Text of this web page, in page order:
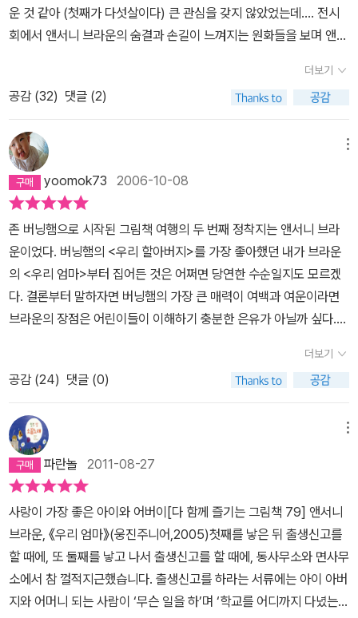
운 것 같아 (첫째가 다섯살이다) 큰 관심을 갖지 않았었는데.... 전시
회에서 앤서니 브라운의 숨결과 손길이 느껴지는 원화들을 보며 앤서
놈들이 싫다해도 상관없다! 난 내가 보기 위해서라도 앤서니 브라운
그림책은 모조리 살거야!!!'전시회에 다녀오자마자 일단 주문한 책이
바로 <우리 엄마>와 <고릴라>다. <고릴라>는 뒤이은 수많은 고릴
라 시리즈들의 첫 책으로 적당할 것 같아 주문한거고, <우리 엄마>는
정말 내가 사고싶어 주문한 책이다. 전시회에서 본 <우리 엄마>의 원
화들은 그 꽃무늬들만큼 화사하고 따뜻하게 엄마들을 향한 찬사를 보
내고 있었다. 애 둘을 낳고도 아직도 '나, 정말 엄마 맞아?' 를 수없이
되묻는 철없는 엄마지만, 스스로에게 '넌 엄마가 된 것만으로도 충분
히 대단하다' 고 칭찬해주고 싶어 이 책을 샀다. 그렇다. 엄마는 대단
하다. 이 책에서 그려진 것처럼 엄마는 요리사며, 재주꾼이며, 발레리
나며, 연주자이며, 영화배우며, 고양이며, 코뿔소, 그리고 안락의자다.
모든 것이 될 수있는 엄마. 아니, 아이들을 위해서라면 기꺼이 그 모든
것이 되려하는 엄마. 그리고 또 수많은 것이 될 수 없었던 엄마. (정말
울엄마가 그랬다. 무엇이든 될 수 있던 사람이 그저 엄마가 되었
며 혼자서 가슴 벅차하는데, 눈치코치없는 이녀석, 자꾸 그림책 속의
엄마가 누구네 엄마냐고 엉뚱한 질문만 해댔다. 제목은 '우리 엄마'인
데 다른 엄마가 나와서 자꾸 변신을 하니 궁금했던 모양이다. -_- 정
녕 울아들은 엄마의 이 벅찬 마음을 이해해주지 못하는 것인가...하려
는데 대망의 마지막 장이 펼쳐졌다. 엄마와 아이가 꼭 껴안고있는 모
습. 아들놈은 그 그림을 보자 갑자기 내 품속으로 달려들었다. 그러면
서 외치는 말 ' 엄마, 사랑해요!' 세상의 모든 평범한 여자들이 감히 '대
단한 엄마'가 되려하는 건 어쩌면 바로 이런 순간들때문인지도 모르
겠다. 그 밝은 웃음, 예쁜 손짓, 따스한 포옹, 엄마를 사랑한다는 말 한
더보기
공감 (32) 댓글 (2)
yoomok73 2006-10-08
존 버닝햄으로 시작된 그림책 여행의 두 번째 정착지는 앤서니 브라
운이었다. 버닝햄의 <우리 할아버지>를 가장 좋아했던 내가 브라운
의 <우리 엄마>부터 집어든 것은 어쩌면 당연한 수순일지도 모르겠
다. 결론부터 말하자면 버닝햄의 가장 큰 매력이 여백과 여운이라면
브라운의 장점은 어린이들이 이해하기 충분한 은유가 아닐까 싶다.
읽고 함부로 속단할 수는 없겠지만.엄마의 능력(요리사이자 재주꾼이
며, 화가인 동시에 힘센 여자)과 엄마의 효용(무엇이든 자라게 하는
정원사, 아이를 기쁘게 하는 요정, 노래하는 천사, 소리치는 사자, 아
름다운 나비, 편안한 안락의자, 부드러운 고양이, 튼튼한 코뿔소)과처
녀적 엄마의 가능성(무용가 혹은 우주 비행사, 영화배우 아니면 사장
이 될 수도 있었던 과거)을 나열하며 '멋진 엄마'임을 강조하는 구성이
이제 10개월 된 우리 딸내미 세뇌교육(^^)에 매우 적절할 것 같아 하
루에 한번씩 꼬박꼬박 읽어주고 있는데...오히려 효과가 나타난 것은
아빠 쪽이었다.아주 쉬우면서도 내용이 풍부해 좋다고 평가한 남편은
장난꾸러기 기질을 십분 발휘해 <우리 엄마>의 패러디 버전으로 창
작 동화집 <우리 아빠>를 암송하곤 하는데 내용인 즉슨 이렇다. '우
리 아빠는 마빡이가 될 수도 있었어요. 우리 아빠는 박찬호가 될 수도
더보기
공감 (24) 댓글 (0)
파란놀 2011-08-27
사랑이 가장 좋은 아이와 어버이[다 함께 즐기는 그림책 79] 앤서니
브라운, 《우리 엄마》(웅진주니어,2005)첫째를 낳은 뒤 출생신고를
할 때에, 또 둘째를 낳고 나서 출생신고를 할 때에, 동사무소와 면사무
소에서 참 껄적지근했습니다. 출생신고를 하라는 서류에는 아이 아버
지와 어머니 되는 사람이 ‘무슨 일을 하’며 ‘학교를 어디까지 다녔는